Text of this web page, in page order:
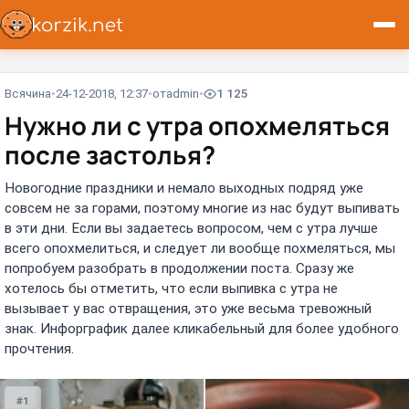
Всячина 24-12-2018, 12:37 отadmin 1 125
Нужно ли с утра опохмеляться
после застолья?
Новогодние праздники и немало выходных подряд уже
совсем не за горами, поэтому многие из нас будут выпивать
в эти дни. Если вы задаетесь вопросом, чем с утра лучше
всего опохмелиться, и следует ли вообще похмеляться, мы
попробуем разобрать в продолжении поста. Сразу же
хотелось бы отметить, что если выпивка с утра не
вызывает у вас отвращения, это уже весьма тревожный
знак. Инфорграфик далее кликабельный для более удобного
прочтения.
#1